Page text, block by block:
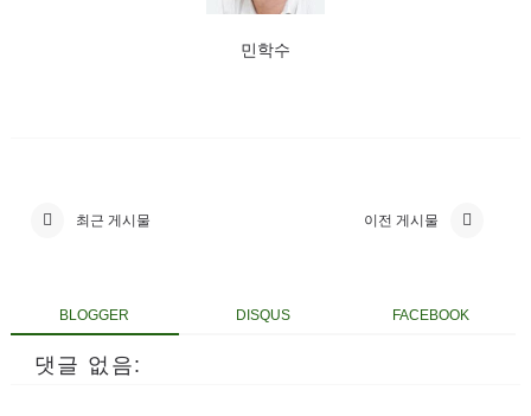
민학수
최근 게시물 이전 게시물
BLOGGER DISQUS FACEBOOK
댓글 없음: